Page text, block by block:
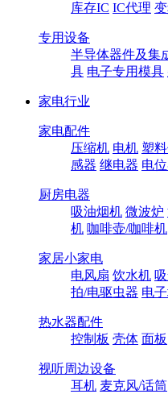
库存IC IC代理
专用设备
半导体器件及集
具 电子专用模具
家电行业
家电配件
压缩机 电机 塑
感器 继电器 电
厨房电器
吸油烟机 微波炉
机 咖啡壶/咖啡机
家居小家电
电风扇 饮水机
拍/电驱虫器 电
热水器配件
控制板 壳体 面板
视听周边设备
耳机 麦克风/话筒